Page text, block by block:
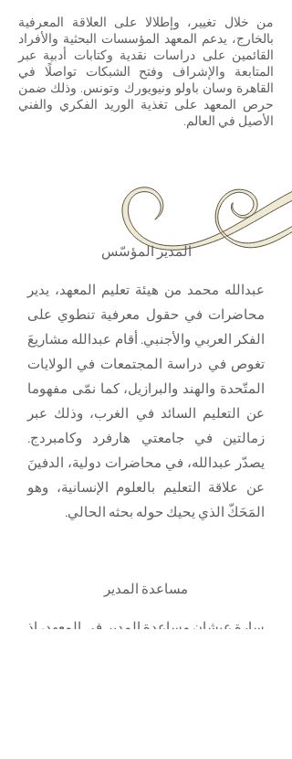
من خلال تغيير، وإطلالا على العلاقة المعرفية
بالخارج، يدعم المعهد المؤسسات البحثية والأفراد
القائمين على دراسات نقدية وكتابات أدبية عبر
المتابعة والإشراف وفتح الشبكات تواصلًا في
القاهرة وسان باولو ونيويورك وتونس. وذلك ضمن
حرص المعهد على تغذية الوريد الفكري والفني
الأصيل في العالم.
المدير المؤسّس
عبدالله محمد من هيئة تعليم المعهد، يدير
محاضرات في حقول معرفية تنطوي على
الفكر العربي والأجنبي. أقام عبدالله مشاريعَ
تغوص في دراسة المجتمعات في الولايات
المتّحدة والهند والبرازيل، كما نمّى مفهوما
عن التعليم السائد في الغرب، وذلك عبر
زمالتين في جامعتي هارفرد وكامبردج.
يصدّر عبدالله، في محاضرات دولية، الدفينَ
عن علاقة التعليم بالعلوم الإنسانية، وهو
المَحَكّ الذي يحيك حوله بحثه الحالي.
مساعدة المدير
سارة عيشان مساعدة المدير في المعهد، إذ